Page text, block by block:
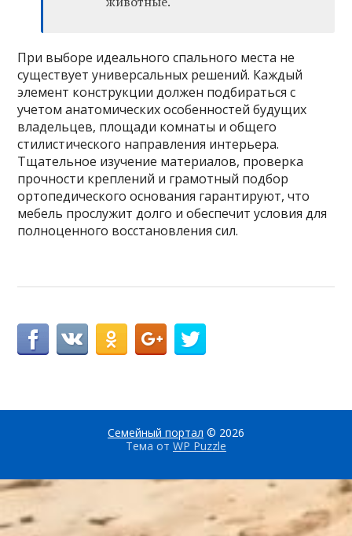
При выборе идеального спального места не
существует универсальных решений. Каждый
элемент конструкции должен подбираться с
учетом анатомических особенностей будущих
владельцев, площади комнаты и общего
стилистического направления интерьера.
Тщательное изучение материалов, проверка
прочности креплений и грамотный подбор
ортопедического основания гарантируют, что
мебель прослужит долго и обеспечит условия для
полноценного восстановления сил.
Семейный портал © 2026
Тема от WP Puzzle